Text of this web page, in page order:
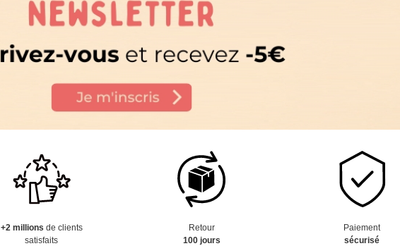
+2 millions de clients
satisfaits
Retour
100 jours
Paiement
sécurisé